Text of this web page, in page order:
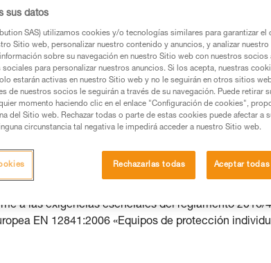
utilizados en este consejo antes de
la ficha técnica para poder comprender
entrenamiento específico. Confirme a
estas técnicas, solo y con total seguridad,
Pueden existir otras que no
a los modelos ZIGZAG o ZIGZAG PLUS.
a las exigencias esenciales del reglamento 2016/
EN 12841:2006 «Equipos de protección
sus datos
SAS) utilizamos cookies y/o tecnologías similares para garantizar el
Sitio web, personalizar nuestro contenido y anuncios, y analizar
sobre su navegación en nuestro Sitio web con nuestros socios
para personalizar nuestros anuncios. Si los acepta, nuestras
estarán activas en nuestro Sitio web y no le seguirán en otros sitios
de nuestros socios le seguirán a través de su navegación. Puede retirar
momento haciendo clic en el enlace "Configuración de cookies",
del Sitio web. Rechazar todas o parte de estas cookies puede afectar a
circunstancia tal negativa le impedirá acceder a nuestro Sitio web.
Rechazarlas todas Aceptar